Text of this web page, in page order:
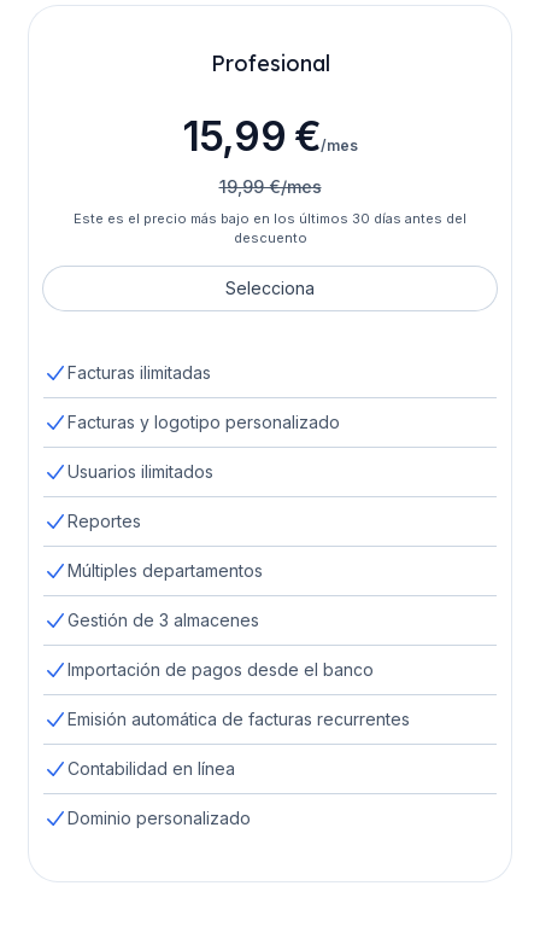
Profesional
15,99 €/mes
19,99 €/mes
Este es el precio más bajo en los últimos 30 días antes del
descuento
Selecciona
Facturas ilimitadas
Facturas y logotipo personalizado
Usuarios ilimitados
Reportes
Múltiples departamentos
Gestión de 3 almacenes
Importación de pagos desde el banco
Emisión automática de facturas recurrentes
Contabilidad en línea
Dominio personalizado